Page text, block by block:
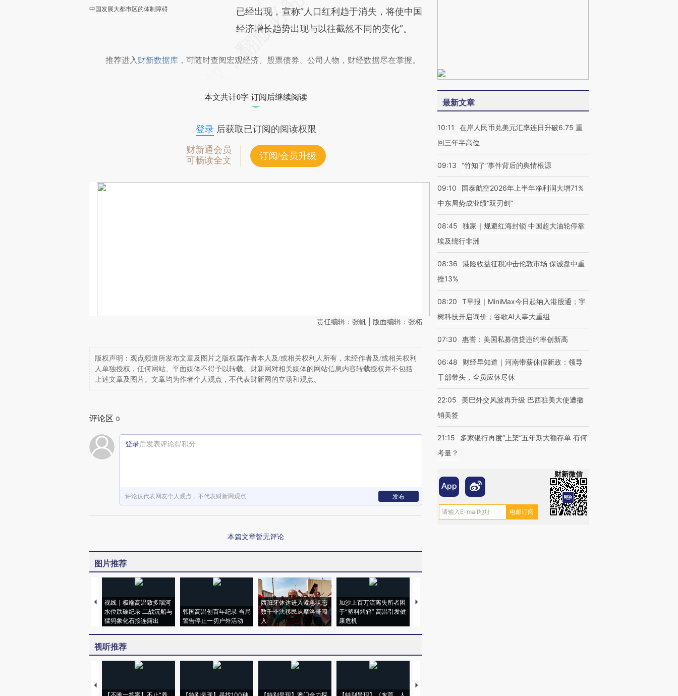
中国发展大都市区的体制障碍
已经出现，宣称“人口红利趋于消失，将使中国
经济增长趋势出现与以往截然不同的变化”。
推荐进入 财新数据库 ，可随时查阅宏观经济、股票债券、公司人物，财经数据尽在掌握。
本文共计0字 订阅后继续阅读
登录后获取已订阅的阅读权限
财新通会员
可畅读全文
订阅/会员升级
责任编辑：张帆 | 版面编辑：张柘
版权声明：观点频道所发布文章及图片之版权属作者本人及/或相关权利人所有，未经作者及/或相关权利
人单独授权，任何网站、平面媒体不得予以转载。财新网对相关媒体的网站信息内容转载授权并不包括
上述文章及图片。文章均为作者个人观点，不代表财新网的立场和观点。
评论区 0
登录后发表评论得积分
评论仅代表网友个人观点，不代表财新网观点 发布
本篇文章暂无评论
图片推荐
视线｜极端高温致多瑙河
水位跌破纪录 二战沉船与
猛犸象化石接连露出
韩国高温创百年纪录 当局
警告停止一切户外活动
西班牙休达进入紧急状态
数千非法移民从摩洛哥闯
入
加沙上百万流离失所者困
于“塑料烤箱” 高温引发健
康危机
马航飞行员跨国走私7万
视听推荐
【推广】走进第四届链博
最新文章
10:11
在岸人民币兑美元汇率连日升破6.75 重
回三年半高位
09:13 “竹知了”事件背后的舆情根源
09:10
国泰航空2026年上半年净利润大增71%
中东局势成业绩“双刃剑”
08:45
独家｜规避红海封锁 中国超大油轮停靠
埃及绕行非洲
08:36
港险收益征税冲击伦敦市场 保诚盘中重
挫13%
08:20
T早报｜MiniMax今日起纳入港股通；宇
树科技开启询价；谷歌AI人事大重组
07:30 惠誉：美国私募信贷违约率创新高
06:48
财经早知道｜河南带薪休假新政：领导
干部带头，全员应休尽休
22:05
美巴外交风波再升级 巴西驻美大使遭撤
销美签
21:15
多家银行再度“上架”五年期大额存单 有何
考量？
财新微信